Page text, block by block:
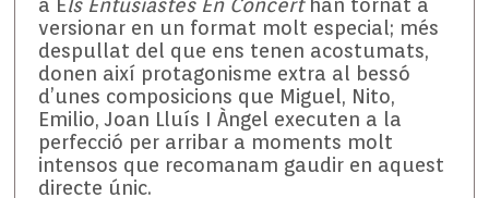
a Els Entusiastes En Concerthan tornat a
versionar en un format molt especial; més
despullat del que ens tenen acostumats,
donen així protagonisme extra al bessó
d’unes composicions que Miguel, Nito,
Emilio, Joan Lluís I Àngel executen a la
perfecció per arribar a moments molt
intensos que recomanam gaudir en aquest
directe únic.